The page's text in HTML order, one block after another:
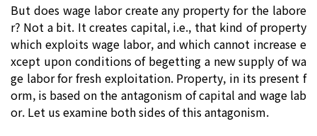
But does wage labor create any property for the labore
r? Not a bit. It creates capital, i.e., that kind of property
which exploits wage labor, and which cannot increase e
xcept upon conditions of begetting a new supply of wa
ge labor for fresh exploitation. Property, in its present f
orm, is based on the antagonism of capital and wage lab
or. Let us examine both sides of this antagonism.